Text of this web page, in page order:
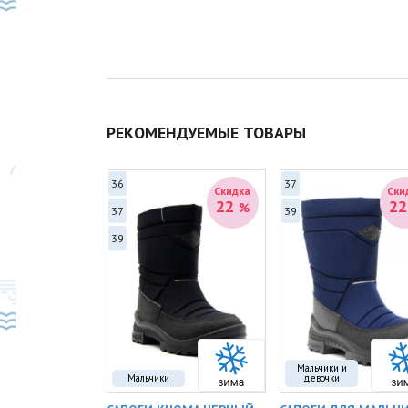
РЕКОМЕНДУЕМЫЕ ТОВАРЫ
Мальчики
Скидка
22 %
36
37
39
Мальчики и
девочки
22
37
39